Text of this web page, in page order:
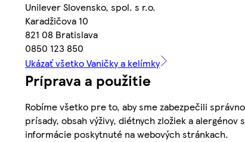
Unilever Slovensko, spol. s r.o.
Karadžičova 10
821 08 Bratislava
0850 123 850
Ukázať všetko Vaničky a kelímky
Príprava a použitie
Robíme všetko pre to, aby sme zabezpečili
prísady, obsah výživy, diétnych zložiek a
informácie poskytnuté na webových stránkach.